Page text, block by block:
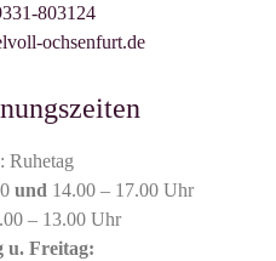
803124
ochsenfurt.de
: Ruhetag
und 14.00 – 17.00 Uhr
– 13.00 Uhr
u. Freitag: